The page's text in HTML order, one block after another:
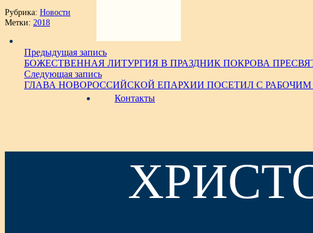
Контакты
Рубрика: Новости
Метки: 2018
Предыдущая запись
БОЖЕСТВЕННАЯ ЛИТУРГИЯ В ПРАЗДНИК ПОКРОВА
Следующая запись
ГЛАВА НОВОРОССИЙСКОЙ ЕПАРХИИ ПОСЕТИЛ С